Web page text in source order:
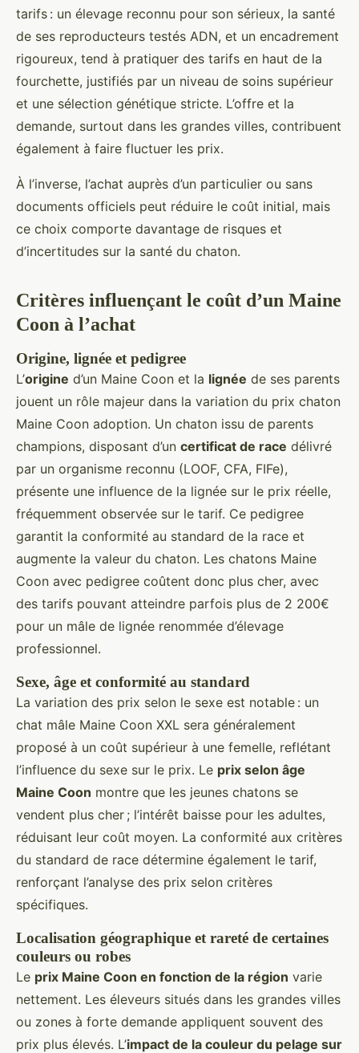
tarifs : un élevage reconnu pour son sérieux, la santé
de ses reproducteurs testés ADN, et un encadrement
rigoureux, tend à pratiquer des tarifs en haut de la
fourchette, justifiés par un niveau de soins supérieur
et une sélection génétique stricte. L’offre et la
demande, surtout dans les grandes villes, contribuent
également à faire fluctuer les prix.
À l’inverse, l’achat auprès d’un particulier ou sans
documents officiels peut réduire le coût initial, mais
ce choix comporte davantage de risques et
d’incertitudes sur la santé du chaton.
Critères influençant le coût d’un Maine
Coon à l’achat
Origine, lignée et pedigree
L’origine d’un Maine Coon et la lignée de ses parents
jouent un rôle majeur dans la variation du prix chaton
Maine Coon adoption. Un chaton issu de parents
champions, disposant d’un certificat de race délivré
par un organisme reconnu (LOOF, CFA, FIFe),
présente une influence de la lignée sur le prix réelle,
fréquemment observée sur le tarif. Ce pedigree
garantit la conformité au standard de la race et
augmente la valeur du chaton. Les chatons Maine
Coon avec pedigree coûtent donc plus cher, avec
des tarifs pouvant atteindre parfois plus de 2 200€
pour un mâle de lignée renommée d’élevage
professionnel.
Sexe, âge et conformité au standard
La variation des prix selon le sexe est notable : un
chat mâle Maine Coon XXL sera généralement
proposé à un coût supérieur à une femelle, reflétant
l’influence du sexe sur le prix. Le prix selon âge
Maine Coon montre que les jeunes chatons se
vendent plus cher ; l’intérêt baisse pour les adultes,
réduisant leur coût moyen. La conformité aux critères
du standard de race détermine également le tarif,
renforçant l’analyse des prix selon critères
spécifiques.
Localisation géographique et rareté de certaines
couleurs ou robes
Le prix Maine Coon en fonction de la région varie
nettement. Les éleveurs situés dans les grandes villes
ou zones à forte demande appliquent souvent des
prix plus élevés. L’impact de la couleur du pelage sur